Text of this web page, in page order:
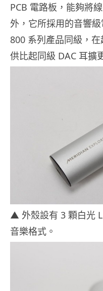
PCB 電路板，能夠將
外，它所採用的音響
800 系列產品同級，
供比起同級 DAC 耳擴
▲ 外殼設有 3 顆白光
音樂格式。